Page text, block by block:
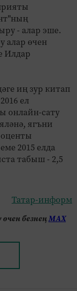
- алар эше.
алар өчен
Илдар
иң зур китап
ел
онлайн-сату
ягъни
2015 елда
табыш - 2,5
Татар-информ
безнеңМАХ